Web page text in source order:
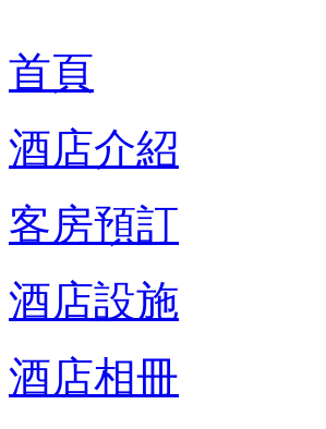
首頁
酒店介紹
客房預訂
酒店設施
酒店相冊